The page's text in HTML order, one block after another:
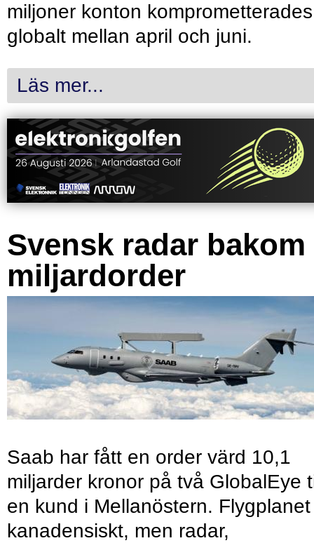
miljoner konton komprometterades
globalt mellan april och juni.
Läs mer...
Svensk radar bakom
miljardorder
Saab har fått en order värd 10,1
miljarder kronor på två GlobalEye
en kund i Mellanöstern.
kanadensiskt, men radar,